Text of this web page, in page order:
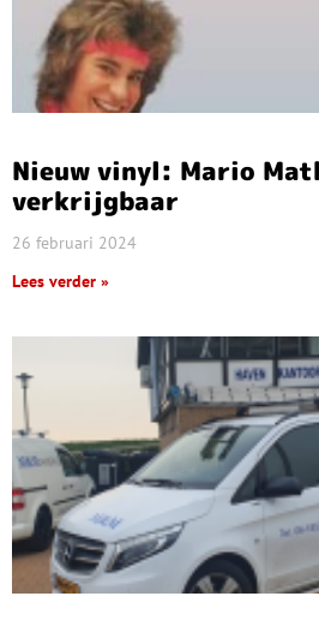
Nieuw vinyl: Mario
verkrijgbaar
26 februari 2024
Lees verder »